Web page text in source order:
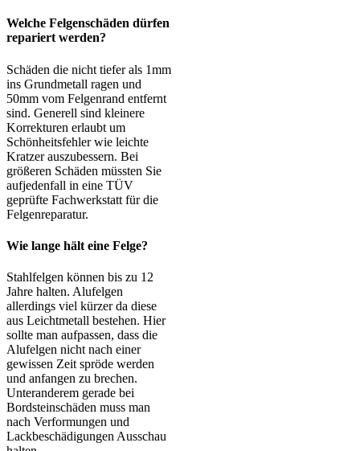
Welche Felgenschäden dürfen
repariert werden?
Schäden die nicht tiefer als 1mm
ins Grundmetall ragen und
50mm vom Felgenrand entfernt
sind. Generell sind kleinere
Korrekturen erlaubt um
Schönheitsfehler wie leichte
Kratzer auszubessern. Bei
größeren Schäden müssten Sie
aufjedenfall in eine TÜV
geprüfte Fachwerkstatt für die
Felgenreparatur.
Wie lange hält eine Felge?
Stahlfelgen können bis zu 12
Jahre halten. Alufelgen
allerdings viel kürzer da diese
aus Leichtmetall bestehen. Hier
sollte man aufpassen, dass die
Alufelgen nicht nach einer
gewissen Zeit spröde werden
und anfangen zu brechen.
Unteranderem gerade bei
Bordsteinschäden muss man
nach Verformungen und
Lackbeschädigungen Ausschau